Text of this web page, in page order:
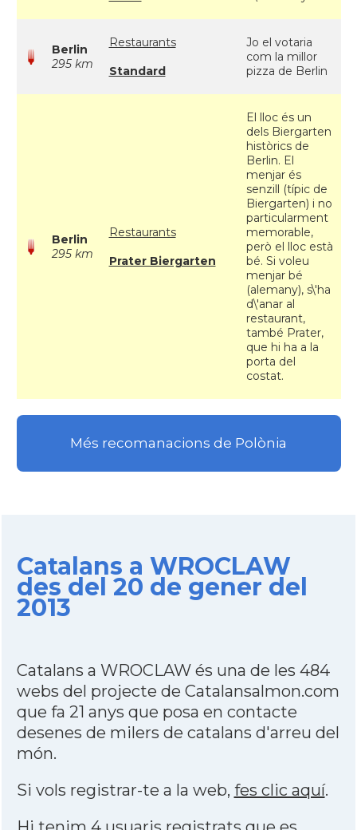
Berlin
295 km
Restaurants
Standard
Jo el votaria
com la millor
pizza de Berlin
Berlin
295 km
Restaurants
Prater Biergarten
El lloc és un
dels Biergarten
històrics de
Berlin. El
menjar és
senzill (típic de
Biergarten) i no
particularment
memorable,
però el lloc està
bé. Si voleu
menjar bé
(alemany), s\'ha
d\'anar al
restaurant,
també Prater,
que hi ha a la
porta del
costat.
Més recomanacions de Polònia
Catalans a WROCLAW
des del 20 de gener del
2013
Catalans a WROCLAW és una de les 484
webs del projecte de Catalansalmon.com
que fa 21 anys que posa en contacte
desenes de milers de catalans d'arreu del
món.
Si vols registrar-te a la web, fes clic aquí.